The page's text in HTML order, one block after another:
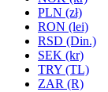
PLN (zł)
RON (lei)
RSD (Din.)
SEK (kr)
TRY (TL)
ZAR (R)